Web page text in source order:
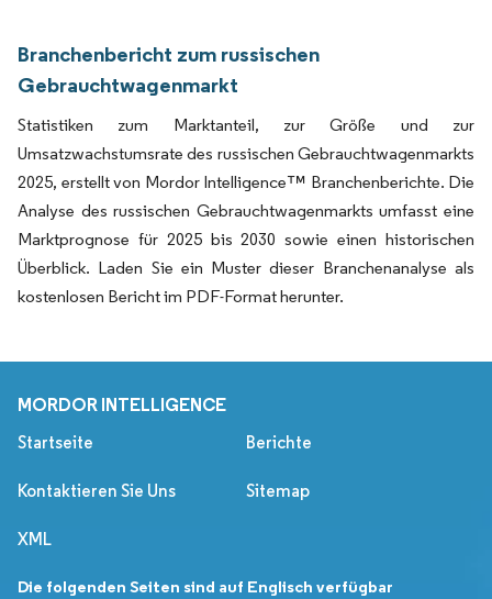
Branchenbericht zum russischen
Gebrauchtwagenmarkt
Statistiken zum Marktanteil, zur Größe und zur
Umsatzwachstumsrate des russischen Gebrauchtwagenmarkts
2025, erstellt von Mordor Intelligence™ Branchenberichte. Die
Analyse des russischen Gebrauchtwagenmarkts umfasst eine
Marktprognose für 2025 bis 2030 sowie einen historischen
Überblick. Laden Sie ein Muster dieser Branchenanalyse als
kostenlosen Bericht im PDF-Format herunter.
MORDOR INTELLIGENCE
Startseite Berichte
Kontaktieren Sie Uns Sitemap
XML
Die folgenden Seiten sind auf Englisch verfügbar